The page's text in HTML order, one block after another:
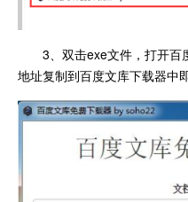
3、双击exe文件，打开百
地址复制到百度文库下载器中